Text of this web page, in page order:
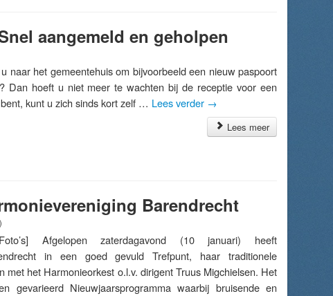
aangemeld en geholpen
naar het gemeentehuis om bijvoorbeeld een nieuw paspoort
Dan hoeft u niet meer te wachten bij de receptie voor een
kunt u zich sinds kort zelf … Lees verder →
Lees meer
Barendrecht
Afgelopen zaterdagavond (10 januari) heeft
in een goed gevuld Trefpunt, haar traditionele
met het Harmonieorkest o.l.v. dirigent Truus Migchielsen. Het
gevarieerd Nieuwjaarsprogramma waarbij bruisende en